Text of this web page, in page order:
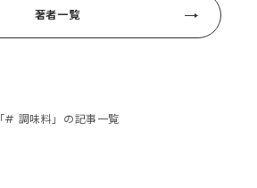
著者一覧
「# 調味料」の記事一覧